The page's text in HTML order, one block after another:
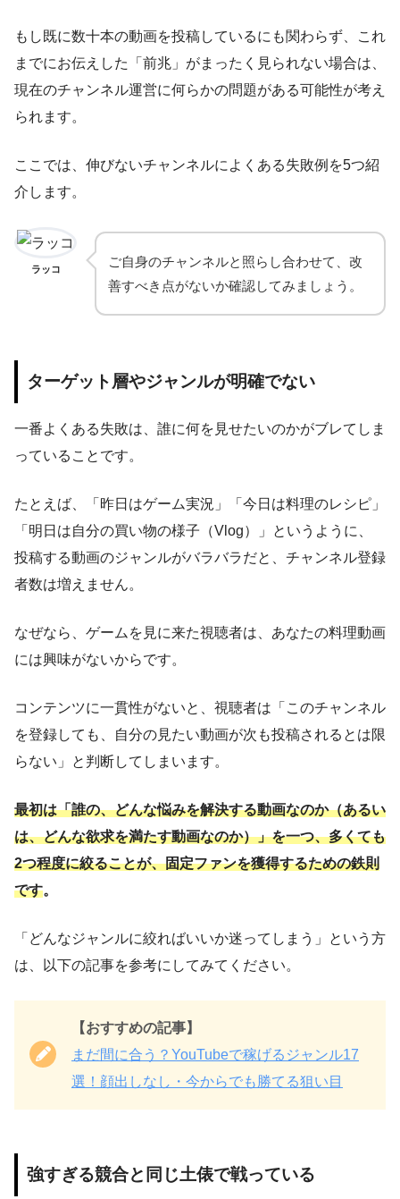
もし既に数十本の動画を投稿しているにも関わらず、これ
までにお伝えした「前兆」がまったく見られない場合は、
現在のチャンネル運営に何らかの問題がある可能性が考え
られます。
ここでは、伸びないチャンネルによくある失敗例を5つ紹
介します。
ラッコ
ご自身のチャンネルと照らし合わせて、改
善すべき点がないか確認してみましょう。
ターゲット層やジャンルが明確でない
一番よくある失敗は、誰に何を見せたいのかがブレてしま
っていることです。
たとえば、「昨日はゲーム実況」「今日は料理のレシピ」
「明日は自分の買い物の様子（Vlog）」というように、
投稿する動画のジャンルがバラバラだと、チャンネル登録
者数は増えません。
なぜなら、ゲームを見に来た視聴者は、あなたの料理動画
には興味がないからです。
コンテンツに一貫性がないと、視聴者は「このチャンネル
を登録しても、自分の見たい動画が次も投稿されるとは限
らない」と判断してしまいます。
最初は「誰の、どんな悩みを解決する動画なのか（あるい
は、どんな欲求を満たす動画なのか）」を一つ、多くても
2つ程度に絞ることが、固定ファンを獲得するための鉄則
です。
「どんなジャンルに絞ればいいか迷ってしまう」という方
は、以下の記事を参考にしてみてください。
【おすすめの記事】
まだ間に合う？YouTubeで稼げるジャンル17
選！顔出しなし・今からでも勝てる狙い目
強すぎる競合と同じ土俵で戦っている